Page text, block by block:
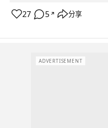
27 5 ↗ 分享
ADVERTISEMENT